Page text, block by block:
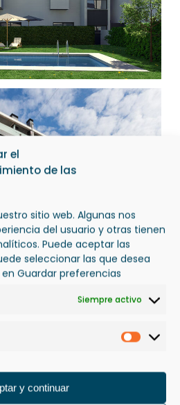
el
de las
sitio web. Algunas nos
del usuario y otras tienen
Puede aceptar las
seleccionar las que desea
Guardar preferencias
Siempre activo
y continuar